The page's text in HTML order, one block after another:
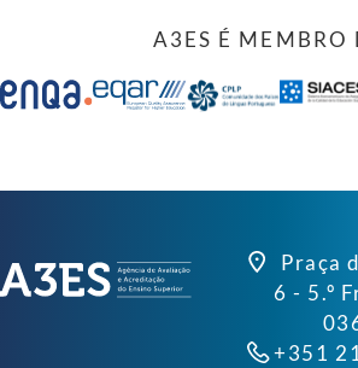
A3ES É MEMBRO
Praça
6 - 5.º
+351